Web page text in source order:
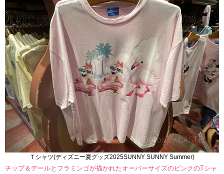
Ｔシャツ(ディズニー夏グッズ2025SUNNY SUNNY Summer)
チップ＆デールとフラミンゴが描かれたオーバーサイズのピンクのTシャ